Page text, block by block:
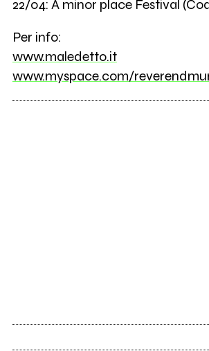
22/04: A minor place Festival
Per info:
www.maledetto.it
www.myspace.com/